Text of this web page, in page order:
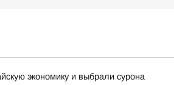
экономику и выбрали сурона